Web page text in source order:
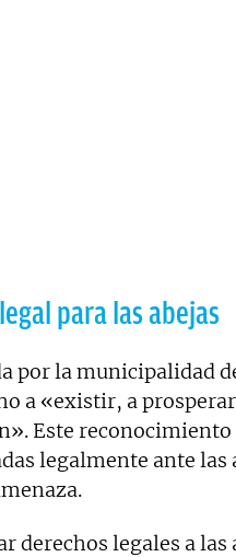
para las abejas
por la municipalidad
a «existir, a
Este reconocimiento
legalmente ante
derechos legales a